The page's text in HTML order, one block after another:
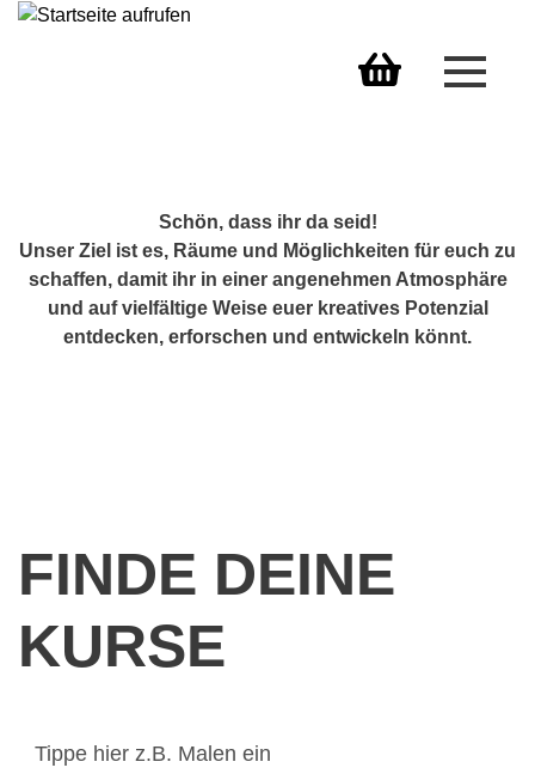
Menü
Schön, dass ihr da seid!
Unser Ziel ist es, Räume und Möglichkeiten für euch zu
schaffen, damit ihr in einer angenehmen Atmosphäre
und auf vielfältige Weise euer kreatives Potenzial
entdecken, erforschen und entwickeln könnt.
FINDE DEINE
KURSE